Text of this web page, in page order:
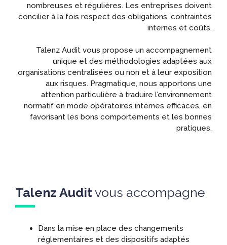
nombreuses et régulières. Les entreprises doivent
concilier à la fois respect des obligations, contraintes
internes et coûts.
Talenz Audit vous propose un accompagnement
unique et des méthodologies adaptées aux
organisations centralisées ou non et à leur exposition
aux risques. Pragmatique, nous apportons une
attention particulière à traduire l’environnement
normatif en mode opératoires internes efficaces, en
favorisant les bons comportements et les bonnes
pratiques.
Talenz Auditvous accompagne
Dans la mise en place des changements
réglementaires et des dispositifs adaptés